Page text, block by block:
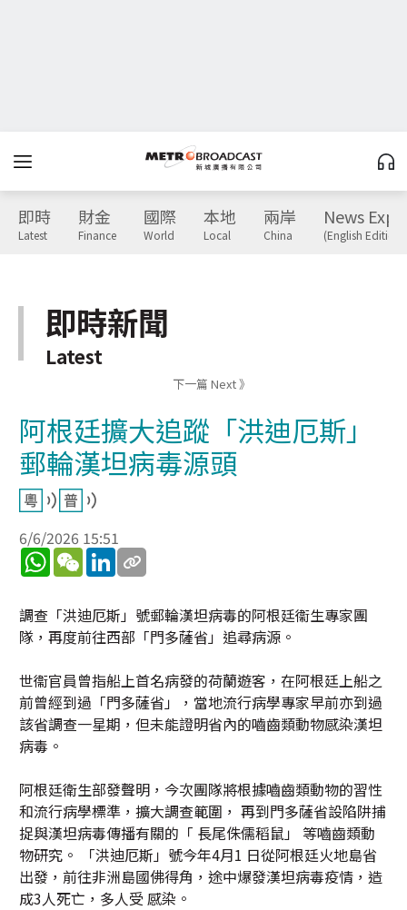
即時
Latest
財金
Finance
國際
World
本地
Local
兩岸
China
News
(English Edition)
即時新聞
Latest
下一篇 Next 》
阿根廷擴大追蹤「洪迪厄斯」
郵輪漢坦病毒源頭
6/6/2026 15:51
WhatsApp
WeChatLinkedIn
調查「洪迪厄斯」號郵輪漢坦病毒的阿根廷衞生專家團
隊，再度前往西部「門多薩省」追尋病源。
世衞官員曾指船上首名病發的荷蘭遊客，在阿根廷上船之
前曾經到過「門多薩省」，當地流行病學專家早前亦到過
該省調查一星期，但未能證明省內的嚙齒類動物感染漢坦
病毒。
阿根廷衛生部發聲明，今次團隊將根據嚙齒類動物的習性
和流行病學標準，擴大調查範圍， 再到門多薩省設陷阱捕
捉與漢坦病毒傳播有關的「 長尾侏儒稻鼠」 等嚙齒類動
物研究。 「洪迪厄斯」號今年4月1 日從阿根廷火地島省
出發，前往非洲島國佛得角，途中爆發漢坦病毒疫情，造
成3人死亡，多人受 感染。